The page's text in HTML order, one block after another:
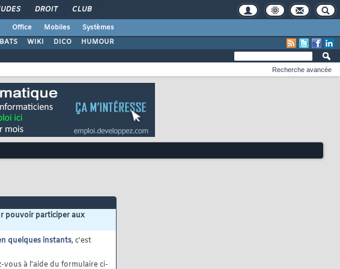
DROIT CLUB
Office Mobiles
Systèmes
WIKI DICO HUMOUR
Recherche avancée
pouvoir participer aux
quelques instants, c'est
vous à l'aide du formulaire ci-